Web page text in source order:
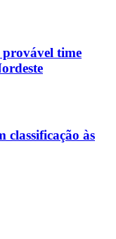
provável time
às